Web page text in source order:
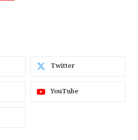
Twitter
YouTube